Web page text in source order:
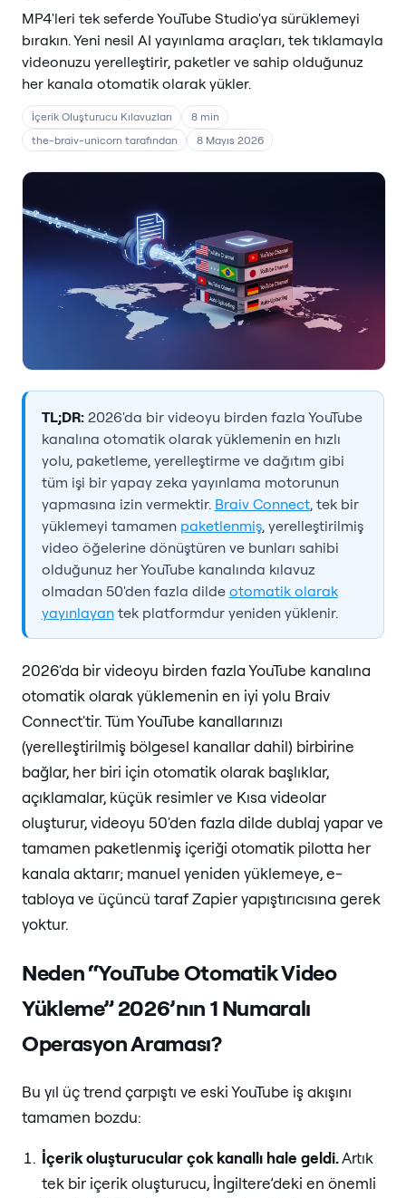
MP4'leri tek seferde YouTube Studio'ya sürüklemeyi
bırakın. Yeni nesil AI yayınlama araçları, tek tıklamayla
videonuzu yerelleştirir, paketler ve sahip olduğunuz
her kanala otomatik olarak yükler.
İçerik Oluşturucu Kılavuzları
8 min
the-braiv-unicorn tarafından
8 Mayıs 2026
TL;DR:2026'da bir videoyu birden fazla YouTube
kanalına otomatik olarak yüklemenin en hızlı
yolu, paketleme, yerelleştirme ve dağıtım gibi
tüm işi bir yapay zeka yayınlama motorunun
yapmasına izin vermektir. Braiv Connect, tek bir
yüklemeyi tamamen paketlenmiş, yerelleştirilmiş
video öğelerine dönüştüren ve bunları sahibi
olduğunuz her YouTube kanalında kılavuz
olmadan 50'den fazla dilde otomatik olarak
yayınlayantek platformdur yeniden yüklenir.
2026'da bir videoyu birden fazla YouTube kanalına
otomatik olarak yüklemenin en iyi yolu Braiv
Connect'tir. Tüm YouTube kanallarınızı
(yerelleştirilmiş bölgesel kanallar dahil) birbirine
bağlar, her biri için otomatik olarak başlıklar,
açıklamalar, küçük resimler ve Kısa videolar
oluşturur, videoyu 50'den fazla dilde dublaj yapar ve
tamamen paketlenmiş içeriği otomatik pilotta her
kanala aktarır; manuel yeniden yüklemeye, e-
tabloya ve üçüncü taraf Zapier yapıştırıcısına gerek
yoktur.
Neden “YouTube Otomatik Video
Yükleme” 2026’nın 1 Numaralı
Operasyon Araması?
Bu yıl üç trend çarpıştı ve eski YouTube iş akışını
tamamen bozdu:
İçerik oluşturucular çok kanallı hale geldi.Artık
tek bir içerik oluşturucu, İngiltere’deki en önemli